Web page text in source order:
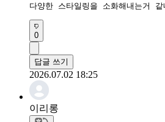
다양한 스타일링을 소화해내는거
0
답글 쓰기
2026.07.02 18:25
이리롱